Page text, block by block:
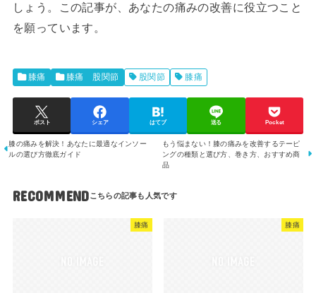
しょう。この記事が、あなたの痛みの改善に役立つこと
を願っています。
膝痛 膝痛 股関節 股関節 膝痛
ポスト シェア はてブ 送る Pocket
膝の痛みを解決！あなたに最適なインソー
ルの選び方徹底ガイド
もう悩まない！膝の痛みを改善するテーピ
ングの種類と選び方、巻き方、おすすめ商
品
RECOMMEND
膝痛 膝痛